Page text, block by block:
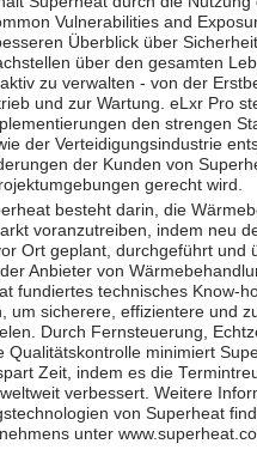
Vulnerabilities and
Überblick über
über den gesamten
zu verwalten - von der
und zur Wartung. eLxr Pro
den strengen
der Verteidigungsindustrie
der Kunden von
gerecht wird.
besteht darin, die
voranzutreiben, indem neu
Ort geplant, durchgeführt und
Anbieter von
fundiertes technisches Know-
um sicherere, effizientere und
Durch Fernsteuerung,
Qualitätskontrolle minimiert
Zeit, indem es die
verbessert. Weitere
von Superheat
unter